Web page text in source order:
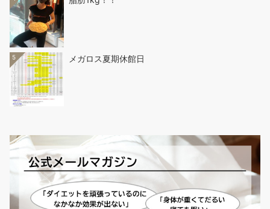
5 メガロス夏期休館日